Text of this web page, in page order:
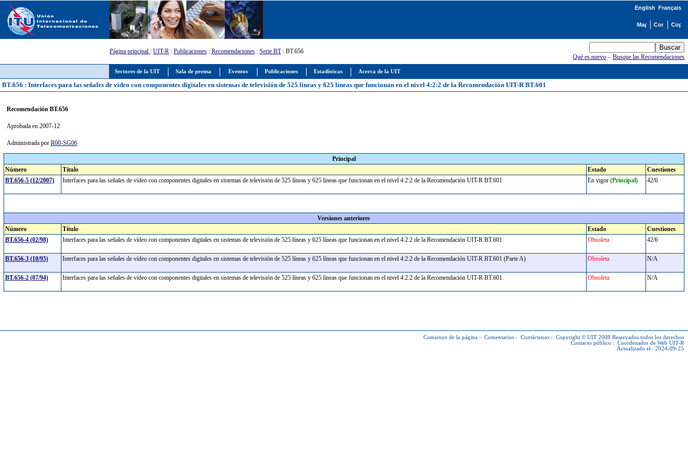
Sectores de la UIT Sala de prensa Eventos Publicaciones Estadísticas Acerca de la UIT
English Français
Página principal : UIT-R : Publicaciones : Recomendaciones : Serie BT: BT.656
Qué es nuevo -Busque las Recomendaciones
BT.656 : Interfaces para las señales de vídeo con componentes digitales en sistemas de televisión de 525 líneas y 625 líneas que funcionan en el nivel 4:2:2 de la Recomendación UIT-R BT.601
Recomendación BT.656
Aprobada en 2007-12
Administrada por R00-SG06
Principal
Número
Título Estado
Cuestiones
BT.656-5 (12/2007)
Interfaces para las señales de vídeo con componentes digitales en sistemas de televisión de 525 líneas y 625 líneas que funcionan en el nivel 4:2:2 de la Recomendación UIT-R BT.601 En vigor (Principal) 42/6
Versiones anteriores
Número
Título Estado
Cuestiones
BT.656-4 (02/98)
Interfaces para las señales de vídeo con componentes digitales en sistemas de televisión de 525 líneas y 625 líneas que funcionan en el nivel 4:2:2 de la Recomendación UIT-R BT.601 Obsoleta 42/6
BT.656-3 (10/95) Interfaces para las señales de vídeo con componentes digitales en sistemas de televisión de 525 líneas y 625 líneas que funcionan en el nivel 4:2:2 de la Recomendación UIT-R BT.601 (Parte A) Obsoleta N/A
BT.656-2 (07/94) Interfaces para las señales de vídeo con componentes digitales en sistemas de televisión de 525 líneas y 625 líneas que funcionan en el nivel 4:2:2 de la Recomendación UIT-R BT.601 Obsoleta N/A
Comienzo de la página - Comentarios - Contáctenos - Copyright © UIT 2008 Reservados todos los derechos
Contacto público : Coordenador de Web UIT-R
Actualizado el : 2024-09-25